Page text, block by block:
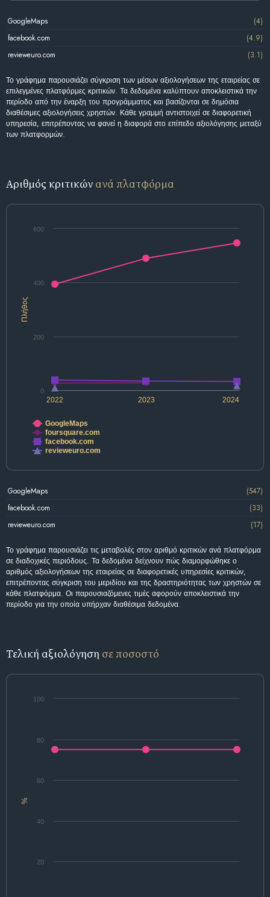
GoogleMaps
(4)
facebook.com
(4.9)
revieweuro.com
(3.1)
Το γράφημα παρουσιάζει σύγκριση των μέσων αξιολογήσεων της εταιρείας σε
επιλεγμένες πλατφόρμες κριτικών. Τα δεδομένα καλύπτουν αποκλειστικά την
περίοδο από την έναρξη του προγράμματος και βασίζονται σε δημόσια
διαθέσιμες αξιολογήσεις χρηστών. Κάθε γραμμή αντιστοιχεί σε διαφορετική
υπηρεσία, επιτρέποντας να φανεί η διαφορά στο επίπεδο αξιολόγησης μεταξύ
των πλατφορμών.
Αριθμός κριτικών ανά πλατφόρμα
Πλήθος
2022 2023 2024
0
200
400
600
GoogleMaps
foursquare.com
facebook.com
revieweuro.com
GoogleMaps
(547)
facebook.com
(33)
revieweuro.com
(17)
Το γράφημα παρουσιάζει τις μεταβολές στον αριθμό κριτικών ανά πλατφόρμα
σε διαδοχικές περιόδους. Τα δεδομένα δείχνουν πώς διαμορφώθηκε ο
αριθμός αξιολογήσεων της εταιρείας σε διαφορετικές υπηρεσίες κριτικών,
επιτρέποντας σύγκριση του μεριδίου και της δραστηριότητας των χρηστών σε
κάθε πλατφόρμα. Οι παρουσιαζόμενες τιμές αφορούν αποκλειστικά την
περίοδο για την οποία υπήρχαν διαθέσιμα δεδομένα.
Τελική αξιολόγηση σε ποσοστό
%
20
40
60
80
100